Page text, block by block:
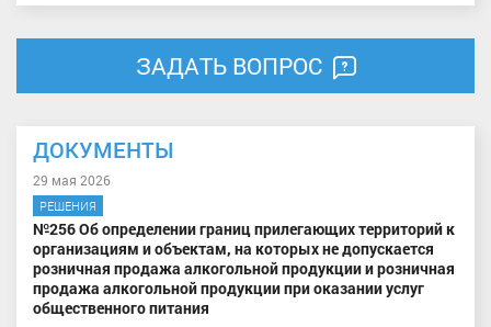
ЗАДАТЬ ВОПРОС
ДОКУМЕНТЫ
29 мая 2026
РЕШЕНИЯ
№256 Об определении границ прилегающих территорий к
организациям и объектам, на которых не допускается
розничная продажа алкогольной продукции и розничная
продажа алкогольной продукции при оказании услуг
общественного питания